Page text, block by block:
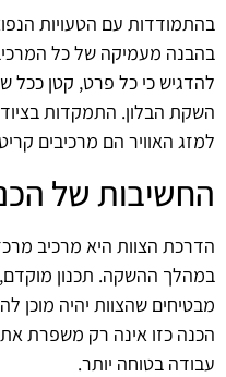
בהתמודדות עם הטעויות
בהבנה מעמיקה של כל
להדגיש כי כל פרט, קטן ככל
השקת הבלון. התמקדות
למזג האוויר הם מרכיבים
החשיבות של
הדרכת הצוות היא מרכיב
במהלך ההשקה. תכנון מוקדם,
מבטיחים שהצוות יהיה מוכן
הכנה כזו אינה רק משפרת
עבודה בטוחה יותר.